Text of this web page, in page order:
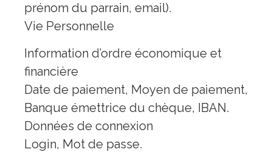
prénom du parrain, email).
Vie Personnelle
Information d’ordre économique et
financière
Date de paiement, Moyen de paiement,
Banque émettrice du chèque, IBAN.
Données de connexion
Login, Mot de passe.